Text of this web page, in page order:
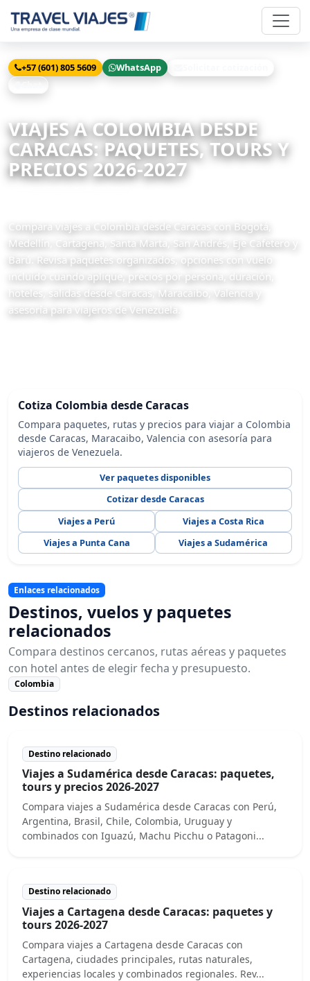
+57 (601) 805 5609 WhatsApp
VIAJES A COLOMBIA DESDE
CARACAS: PAQUETES, TOURS Y
PRECIOS 2026-2027
Compara viajes a Colombia desde Caracas con Bogotá,
Medellín, Cartagena, Santa Marta, San Andrés, Eje Cafetero y
Barú. Revisa paquetes organizados, opciones con vuelo
incluido cuando aplique, precios por persona, duración,
hoteles, salidas desde Caracas, Maracaibo, Valencia y
asesoría para viajeros de Venezuela.
Cotiza Colombia desde Caracas
Compara paquetes, rutas y precios para viajar a Colombia
desde Caracas, Maracaibo, Valencia con asesoría para
viajeros de Venezuela.
Ver paquetes disponibles
Cotizar desde Caracas
Viajes a Perú
Viajes a Costa Rica
Viajes a Punta Cana
Viajes a Sudamérica
Enlaces relacionados
Destinos, vuelos y paquetes
relacionados
Compara destinos cercanos, rutas aéreas y paquetes
con hotel antes de elegir fecha y presupuesto.
Colombia
Destinos relacionados
Destino relacionado
Viajes a Sudamérica desde Caracas: paquetes,
tours y precios 2026-2027
Compara viajes a Sudamérica desde Caracas con Perú,
Argentina, Brasil, Chile, Colombia, Uruguay y
combinados con Iguazú, Machu Picchu o Patagoni...
Destino relacionado
Viajes a Cartagena desde Caracas: paquetes y
tours 2026-2027
Compara viajes a Cartagena desde Caracas con
Cartagena, ciudades principales, rutas naturales,
experiencias locales y combinados regionales. Rev...